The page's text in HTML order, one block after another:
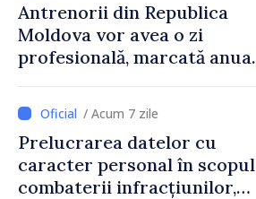
Antrenorii din Republica
Moldova vor avea o zi
profesională, marcată anual
/ Acum 7 zile
Prelucrarea datelor cu
caracter personal în scopul
combaterii infracțiunilor,